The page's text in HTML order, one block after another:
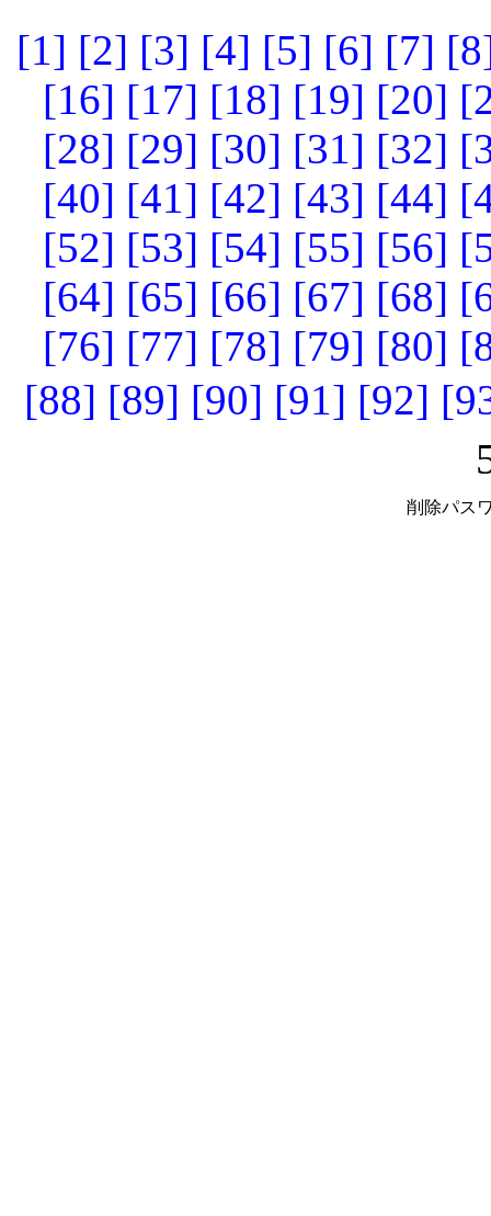
[1] [2] [3] [4] [5] [6] [7]
[16] [17] [18] [19] [20]
[28] [29] [30] [31] [32]
[40] [41] [42] [43] [44]
[52] [53] [54] [55] [56]
[64] [65] [66] [67] [68]
[76] [77] [78] [79] [80]
[88] [89] [90] [91] [92]
削除パス